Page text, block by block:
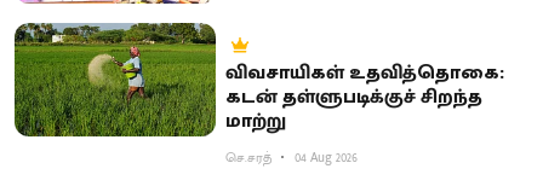
விவசாயிகள் உதவித்தொகை:
கடன் தள்ளுபடிக்குச் சிறந்த
மாற்று
செ.சரத் 04 Aug 2026